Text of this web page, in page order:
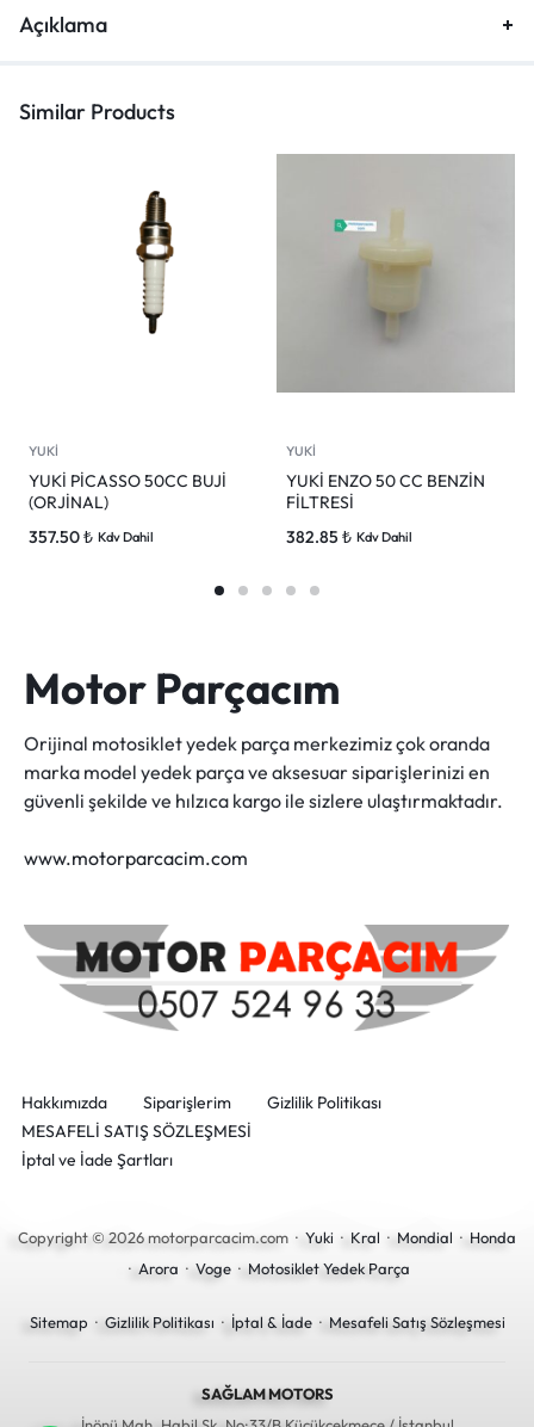
Açıklama
Similar Products
YUKİ
YUKİ PİCASSO 50CC BUJİ
(ORJİNAL)
357.50₺ Kdv Dahil
YUKİ
YUKİ ENZO 50 CC BENZİN
FİLTRESİ
382.85 ₺ Kdv Dahil
Motor Parçacım
Orijinal motosiklet yedek parça merkezimiz çok oranda
marka model yedek parça ve aksesuar siparişlerinizi en
güvenli şekilde ve hılzıca kargo ile sizlere ulaştırmaktadır.
www.motorparcacim.com
Hakkımızda Siparişlerim
Gizlilik Politikası
MESAFELİ SATIŞ SÖZLEŞMESİ
İptal ve İade Şartları
Copyright © 2026 motorparcacim.com · Yuki · Kral · Mondial · Honda
· Arora · Voge· Motosiklet Yedek Parça
Sitemap · Gizlilik Politikası · İptal & İade· Mesafeli Satış Sözleşmesi
SAĞLAM MOTORS